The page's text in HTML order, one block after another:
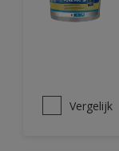
Vergelijk